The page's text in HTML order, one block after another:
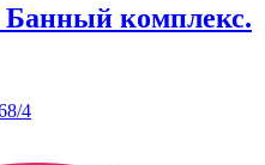
Банный комплекс.
4